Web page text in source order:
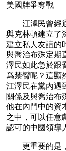
美國牌爭奪戰
江澤民曾經通
與克林頓建立了
建立私人友誼的
與喬治布殊定期
澤民如此急於跟
爲禁臠呢？這顯
江澤民在黨內遇
關係及與喬治布
他在內鬥中的資
之中，可以任意
認可的中國領導
更重要的是，